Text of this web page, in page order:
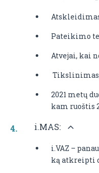
Pateikimo
Atvejai, kai
2021 metų
kam ruoštis
i.MAS:
i.VAZ –
ką atkreipti